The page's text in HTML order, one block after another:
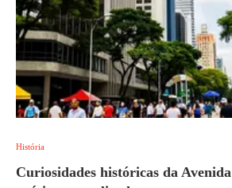
História
Curiosidades históricas da